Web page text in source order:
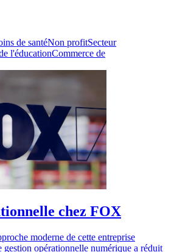
de santéNon profitSecteur
l'éducationCommerce de
chez FOX
moderne de cette entreprise
gestion opérationnelle numérique a réduit